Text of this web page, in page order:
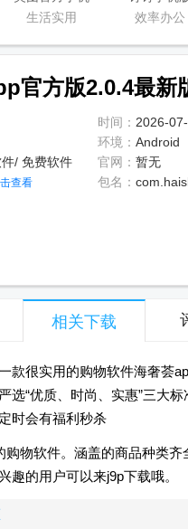
客户端
生活实用
app
效率办公
官方版2.0.4最新
时间： 2026-
环境： Android
件/ 免费软件 官网： 暂无
查看 包名：
相关下载
款很实用的购物软件海奢荟
选“优质、时尚、实惠”三大
时会有福利秒杀
物软件。涵盖的商品种类
趣的用户可以来j9p下载哦。